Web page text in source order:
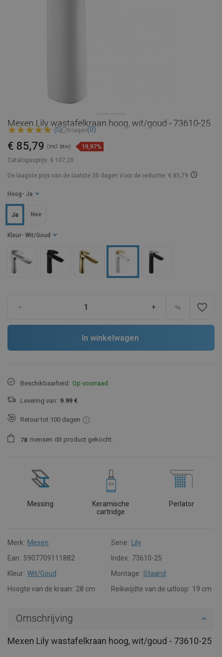
Mexen Lily wastafelkraan hoog, wit/goud - 73610-25
(5) Vragen(0)
Catalogusprijs: € 107,20
€ 85,79 (incl. btw) 19,97%
De laagste prijs van de laatste 30 dagen Voor de reductie: € 85,79
Kleur - Wit/Goud
Hoog - Ja
Ja Nee
- + favorite_border
In winkelwagen
Beschikbaarheid: Op voorraad
Levering van: 9.99 €
Retour tot 100 dagen
78 mensen dit product gekocht.
Messing
Keramische
cartridge
Perlator
Merk: Mexen Serie:
Lily
Ean: 5907709111882 Index: 73610-25
Kleur: Wit/Goud Montage: Staand
Hoogte van de kraan: 28 cm Reikwijdte van de uitloop: 19 cm
Omschrijving
Mexen Lily wastafelkraan hoog, wit/goud - 73610-25